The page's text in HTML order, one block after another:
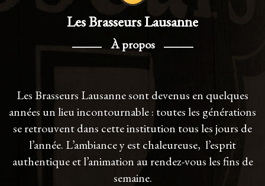
Les Brasseurs Lausanne
À propos
Les Brasseurs Lausanne sont devenus en quelques
années un lieu incontournable : toutes les générations
se retrouvent dans cette institution tous les jours de
l’année. L’ambiance y est chaleureuse, l’esprit
authentique et l’animation au rendez-vous les fins de
semaine.